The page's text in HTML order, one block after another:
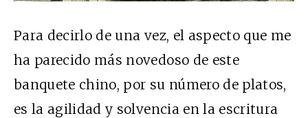
Para decirlo de una vez, el aspecto que me
ha parecido más novedoso de este
banquete chino, por su número de platos,
es la agilidad y solvencia en la escritura